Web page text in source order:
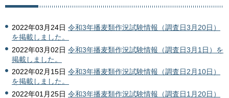
2022年03月24日 令和3年播麦類作況試験情報（調査日3月20日）
を掲載しました。
2022年03月02日 令和3年播麦類作況試験情報（調査日3月1日）を
掲載しました。
2022年02月15日 令和3年播麦類作況試験情報（調査日2月10日）
を掲載しました。
2022年01月25日 令和3年播麦類作況試験情報（調査日1月20日）